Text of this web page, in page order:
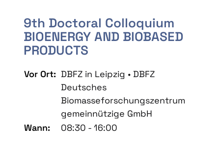
9th Doctoral Colloquium
BIOENERGY AND BIOBASED
PRODUCTS
Vor Ort: DBFZ in Leipzig • DBFZ
Deutsches
Biomasseforschungszentrum
gemeinnützige GmbH
Wann:
08:30 - 16:00